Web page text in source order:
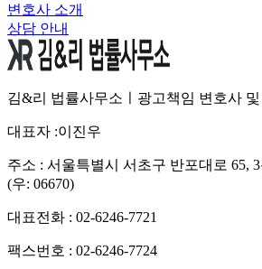
변호사 소개
상담 안내
김&리 법률사무소ㅣ광고책임 변호사
대표자 :이진우
주소 : 서울특별시 서초구 반포대로 65,
(우: 06670)
대표전화 : 02-6246-7721
팩스번호 : 02-6246-7724